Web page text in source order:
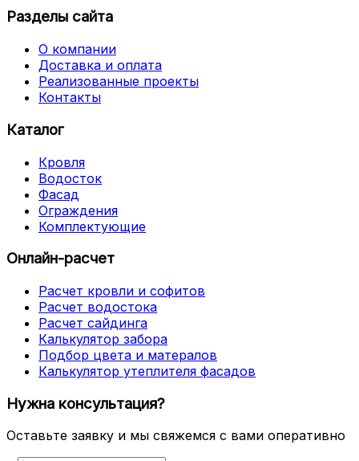
Разделы сайта
О компании
Доставка и оплата
Реализованные проекты
Контакты
Каталог
Кровля
Водосток
Фасад
Ограждения
Комплектующие
Онлайн-расчет
Расчет кровли и софитов
Расчет водостока
Расчет сайдинга
Калькулятор забора
Подбор цвета и матералов
Калькулятор утеплителя фасадов
Нужна консультация?
Оставьте заявку и мы свяжемся с вами оперативно